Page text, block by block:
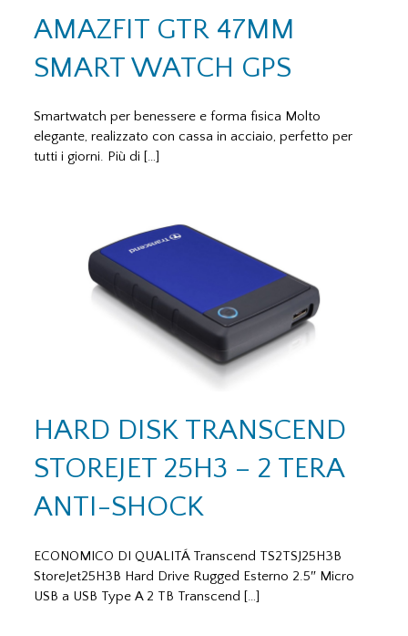
AMAZFIT GTR 47MM
SMART WATCH GPS
Smartwatch per benessere e forma fisica Molto
elegante, realizzato con cassa in acciaio, perfetto per
tutti i giorni. Più di […]
HARD DISK TRANSCEND
STOREJET 25H3 – 2 TERA
ANTI-SHOCK
ECONOMICO DI QUALITÁ Transcend TS2TSJ25H3B
StoreJet25H3B Hard Drive Rugged Esterno 2.5″ Micro
USB a USB Type A 2 TB Transcend […]